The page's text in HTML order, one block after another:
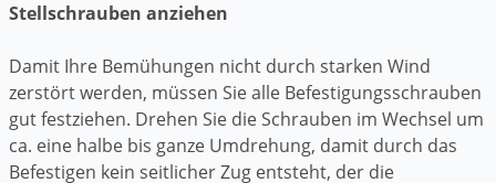
Stellschrauben anziehen
Damit Ihre Bemühungen nicht durch starken Wind
zerstört werden, müssen Sie alle Befestigungsschrauben
gut festziehen. Drehen Sie die Schrauben im Wechsel um
ca. eine halbe bis ganze Umdrehung, damit durch das
Befestigen kein seitlicher Zug entsteht, der die